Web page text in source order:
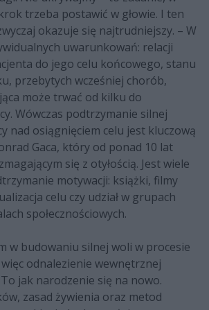
trzeba postawić w głowie. I ten
okazuje się najtrudniejszy. – W
uwarunkowań: relacji
do jego celu końcowego, stanu
przebytych wcześniej chorób,
może trwać od kilku do
Wówczas podtrzymanie silnej
nad osiągnięciem celu jest kluczową
Gaca, który od ponad 10 lat
się z otyłością. Jest wiele
motywacji: książki, filmy
celu czy udział w grupach
społecznościowych.
w budowaniu silnej woli w procesie
odnalezienie wewnętrznej
jak narodzenie się na nowo.
zasad żywienia oraz metod